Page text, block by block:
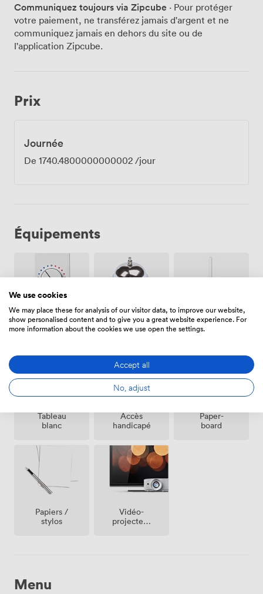
Communiquez toujours via Zipcube · Pour protéger
votre paiement, ne transférez jamais d'argent et ne
communiquez jamais en dehors du site ou de
l'application Zipcube.
Prix
Journée
De 1740.4800000000002 /jour
Équipements
Air
climatisé
Réception
sur place
Wifi
Tableau
blanc
Accès
handicapé
Paper-
board
Papiers /
stylos
Vidéo-
projecteur
Menu
We use cookies
We may place these for analysis of our visitor data, to improve our website,
show personalised content and to give you a great website experience. For
more information about the cookies we use open the settings.
Accept all
No, adjust